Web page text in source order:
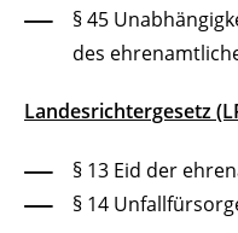
§ 45
des
Landesrichtergesetz
§ 13 Eid der
§ 14